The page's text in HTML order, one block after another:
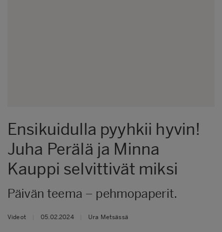
Ensikuidulla pyyhkii hyvin!
Juha Perälä ja Minna
Kauppi selvittivät miksi
Päivän teema – pehmopaperit.
Videot 05.02.2024 Ura Metsässä